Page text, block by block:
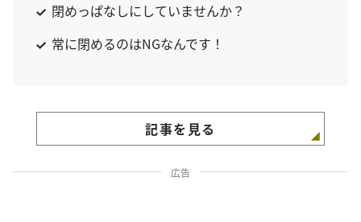
閉めっぱなしにしていませんか？
常に閉めるのはNGなんです！
記事を見る
広告